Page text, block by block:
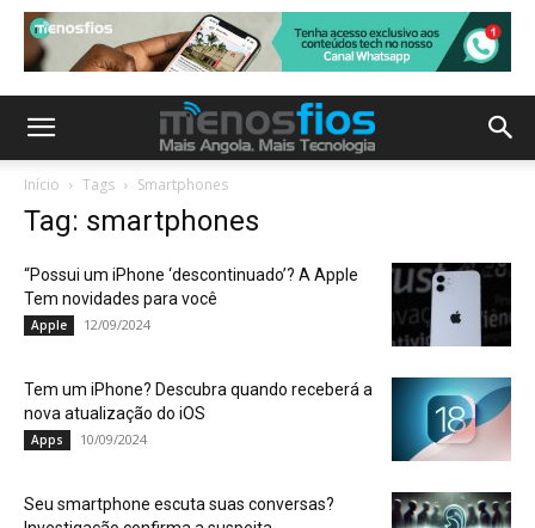
Início Tags Smartphones
Tag: smartphones
“Possui um iPhone ‘descontinuado’? A Apple
Tem novidades para você
Apple 12/09/2024
Tem um iPhone? Descubra quando receberá a
nova atualização do iOS
Apps 10/09/2024
Seu smartphone escuta suas conversas?